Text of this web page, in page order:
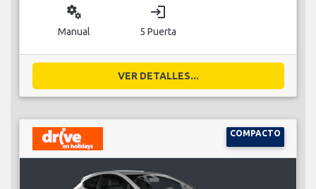
miscellaneous_services
Manual
login
5 Puerta
VER DETALLES...
COMPACTO